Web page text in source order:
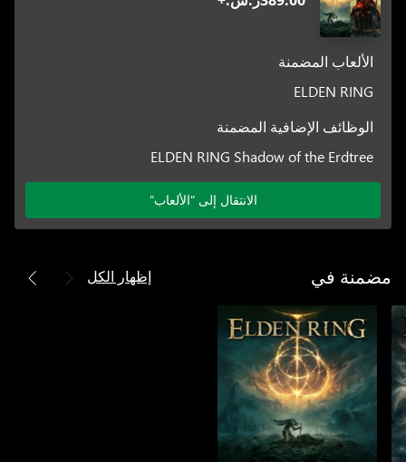
الألعاب المضمنة
ELDEN RING
الوظائف الإضافية المضمنة
ELDEN RING Shadow of the Erdtree
الانتقال إلى "الألعاب"
مضمنة في إظهار الكل